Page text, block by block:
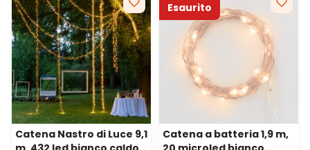
Catena Nastro di Luce 9,1
Esaurito
Catena a batteria 1,9 m,